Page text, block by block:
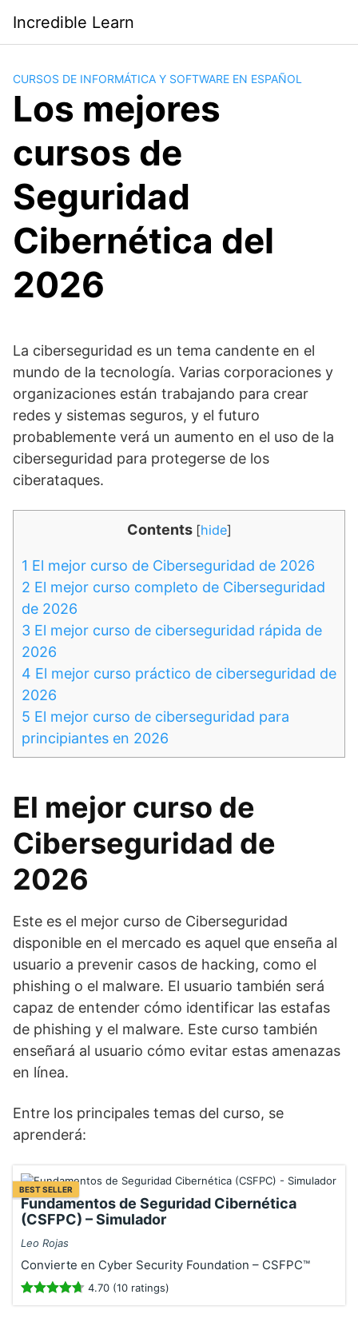
contenido
Incredible Learn
CURSOS DE INFORMÁTICA Y SOFTWARE EN ESPAÑOL
Los mejores
cursos de
Seguridad
Cibernética del
2026
La ciberseguridad es un tema candente en el
mundo de la tecnología. Varias corporaciones y
organizaciones están trabajando para crear
redes y sistemas seguros, y el futuro
probablemente verá un aumento en el uso de la
ciberseguridad para protegerse de los
ciberataques.
Contents [hide]
1 El mejor curso de Ciberseguridad de 2026
2 El mejor curso completo de Ciberseguridad
de 2026
3 El mejor curso de ciberseguridad rápida de
2026
4 El mejor curso práctico de ciberseguridad de
2026
5 El mejor curso de ciberseguridad para
principiantes en 2026
El mejor curso de
Ciberseguridad de
2026
Este es el mejor curso de Ciberseguridad
disponible en el mercado es aquel que enseña al
usuario a prevenir casos de hacking, como el
phishing o el malware. El usuario también será
capaz de entender cómo identificar las estafas
de phishing y el malware. Este curso también
enseñará al usuario cómo evitar estas amenazas
en línea.
Entre los principales temas del curso, se
aprenderá:
BEST SELLER
Fundamentos de Seguridad Cibernética
(CSFPC) – Simulador
Leo Rojas
Convierte en Cyber Security Foundation – CSFPC™
4.70 (10 ratings)